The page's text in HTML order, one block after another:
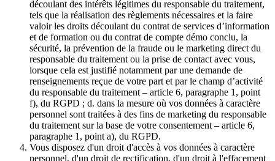
découlant des intérêts légitimes du responsable du traitement,
tels que la réalisation des règlements nécessaires et la faire
valoir les droits découlant du contrat de services d’information
et de formation ou du contrat de compte démo conclu, la
sécurité, la prévention de la fraude ou le marketing direct du
responsable du traitement ou la prise de contact avec vous,
lorsque cela est justifié notamment par une demande de
renseignements reçue de votre part et par le champ d’activité
du responsable du traitement – article 6, paragraphe 1, point
f), du RGPD ; d. dans la mesure où vos données à caractère
personnel sont traitées à des fins de marketing du responsable
du traitement sur la base de votre consentement – article 6,
paragraphe 1, point a), du RGPD.
Vous disposez d'un droit d'accès à vos données à caractère
personnel, d'un droit de rectification, d'un droit à l'effacement